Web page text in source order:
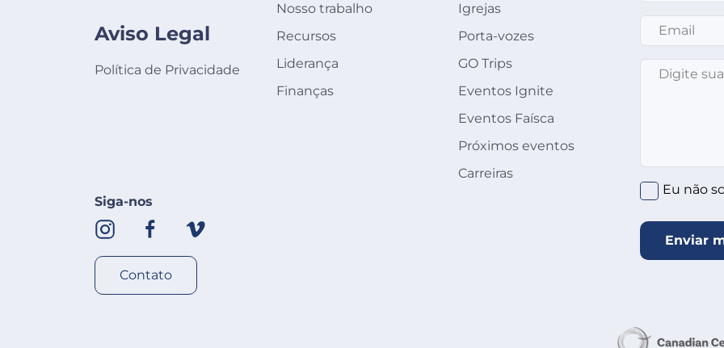
Aviso Legal
Política de Privacidade
Siga-nos
Contato
Nosso trabalho
Recursos
Liderança
Finanças
Igrejas
Porta-vozes
GO Trips
Eventos Ignite
Eventos Faísca
Próximos eventos
Carreiras
Email
Mensagem
Clique no
Eu não
Enviar